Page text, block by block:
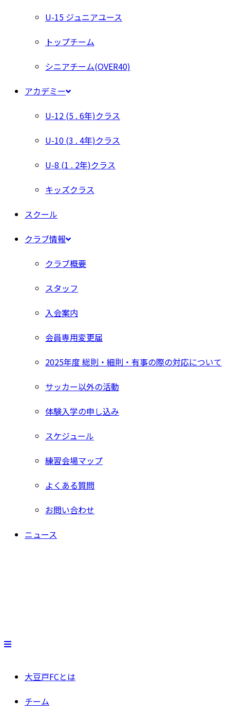
U-15 ジュニアユース
トップチーム
シニアチーム(OVER40)
アカデミー
U-12 (5 . 6年)クラス
U-10 (3 . 4年)クラス
U-8 (1 . 2年)クラス
キッズクラス
スクール
クラブ情報
クラブ概要
スタッフ
入会案内
会員専用変更届
2025年度 総則・細則・有事の際の対応について
サッカー以外の活動
体験入学の申し込み
スケジュール
練習会場マップ
よくある質問
お問い合わせ
ニュース
大豆戸FCとは
チーム